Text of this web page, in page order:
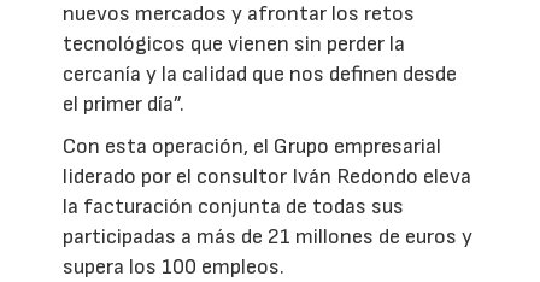
nuevos mercados y afrontar los retos
tecnológicos que vienen sin perder la
cercanía y la calidad que nos definen desde
el primer día”.
Con esta operación, el Grupo empresarial
liderado por el consultor Iván Redondo eleva
la facturación conjunta de todas sus
participadas a más de 21 millones de euros y
supera los 100 empleos.